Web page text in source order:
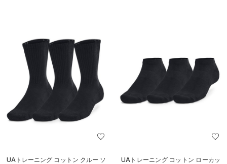
UAトレーニング コットン クルー ソ
UAトレーニング コットン ローカッ